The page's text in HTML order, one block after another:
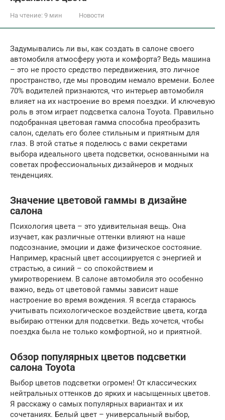
На чтение: 9 мин Новости
Задумывались ли вы, как создать в салоне своего
автомобиля атмосферу уюта и комфорта? Ведь машина
– это не просто средство передвижения, это личное
пространство, где мы проводим немало времени. Более
70% водителей признаются, что интерьер автомобиля
влияет на их настроение во время поездки. И ключевую
роль в этом играет подсветка салона Toyota. Правильно
подобранная цветовая гамма способна преобразить
салон, сделать его более стильным и приятным для
глаз. В этой статье я поделюсь с вами секретами
выбора идеального цвета подсветки, основанными на
советах профессиональных дизайнеров и модных
тенденциях.
Значение цветовой гаммы в дизайне
салона
Психология цвета – это удивительная вещь. Она
изучает, как различные оттенки влияют на наше
подсознание, эмоции и даже физическое состояние.
Например, красный цвет ассоциируется с энергией и
страстью, а синий – со спокойствием и
умиротворением. В салоне автомобиля это особенно
важно, ведь от цветовой гаммы зависит наше
настроение во время вождения. Я всегда стараюсь
учитывать психологическое воздействие цвета, когда
выбираю оттенки для подсветки. Ведь хочется, чтобы
поездка была не только комфортной, но и приятной.
Обзор популярных цветов подсветки
салона Toyota
Выбор цветов подсветки огромен! От классических
нейтральных оттенков до ярких и насыщенных цветов.
Я расскажу о самых популярных вариантах и их
сочетаниях. Белый цвет – универсальный выбор,